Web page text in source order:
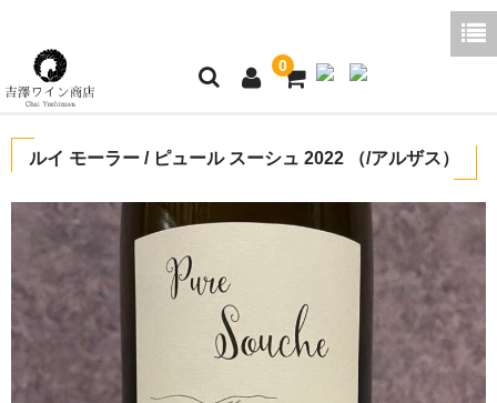
0
好みから探す
ブログコラム
よくあるご質問
ルイ モーラー / ピュール スーシュ 2022 （/アルザス）